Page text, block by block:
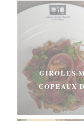
GIROLES
COPEAUX